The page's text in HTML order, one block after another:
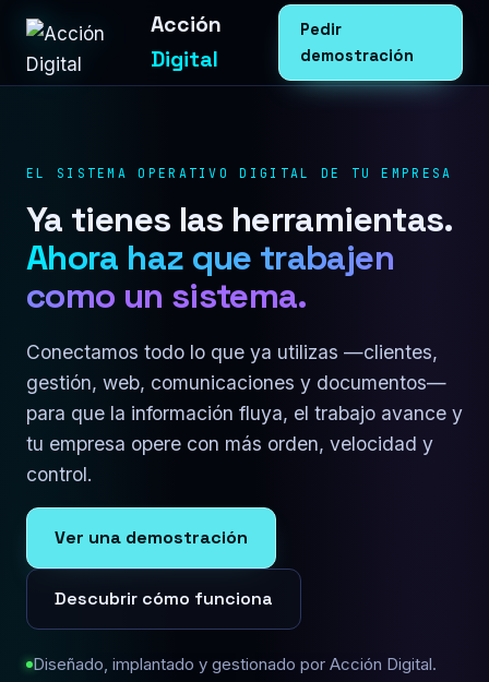
Acción
Digital
Pedir
demostración
EL SISTEMA OPERATIVO DIGITAL DE TU EMPRESA
Ya tienes las herramientas.
Ahora haz que trabajen
como un sistema.
Conectamos todo lo que ya utilizas —clientes,
gestión, web, comunicaciones y documentos—
para que la información fluya, el trabajo avance y
tu empresa opere con más orden, velocidad y
control.
Ver una demostración
Descubrir cómo funciona
Diseñado, implantado y gestionado por Acción Digital.